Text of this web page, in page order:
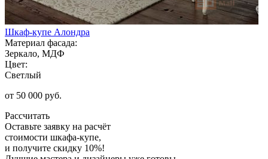
Шкаф-купе Алондра
Материал фасада:
Зеркало, МДФ
Цвет:
Светлый
от 50 000 руб.
Рассчитать
Оставьте заявку на расчёт
стоимости шкафа-купе,
и получите скидку 10%!